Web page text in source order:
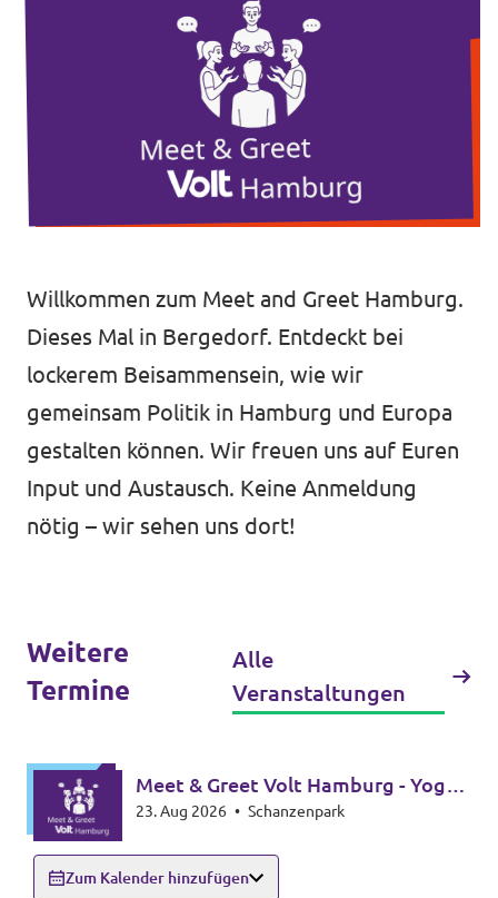
Triff uns an Infoständen!
Mache bei uns mit!
Deine Spende für Volt!
Hamburger Fraktionen
Jetzt mitmachen!
Transparenz
Willkommen zum Meet and Greet Hamburg.
Dieses Mal in Bergedorf. Entdeckt bei
lockerem Beisammensein, wie wir
gemeinsam Politik in Hamburg und Europa
gestalten können. Wir freuen uns auf Euren
Input und Austausch. Keine Anmeldung
nötig – wir sehen uns dort!
Weitere
Termine
Alle
Veranstaltungen
Meet & Greet Volt Hamburg - Yoga
Edition
23. Aug 2026 • Schanzenpark
Zum Kalender hinzufügen